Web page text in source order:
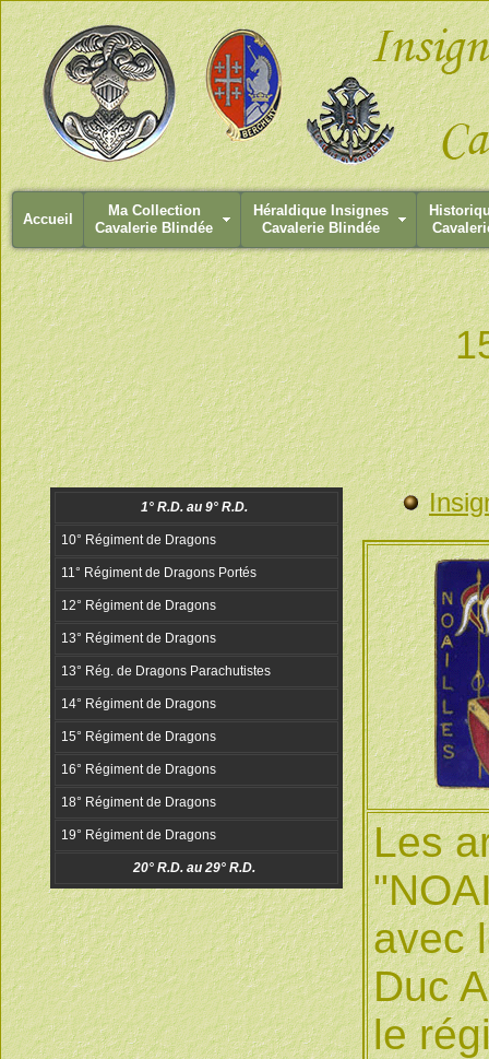
Accueil
Ma Collection
Cavalerie Blindée
Héraldique Insignes
Cavalerie Blindée
Les
avec
Duc
le